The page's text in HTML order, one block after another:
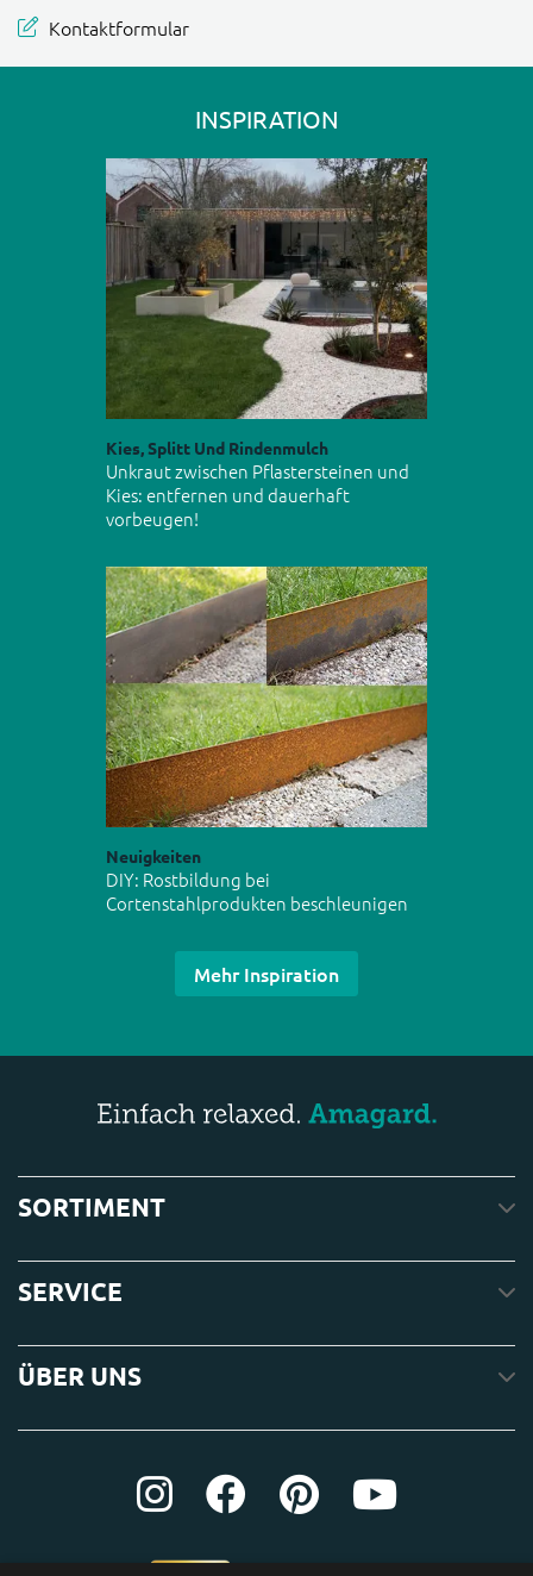
Kontaktformular
INSPIRATION
Kies, Splitt Und Rindenmulch
Unkraut zwischen Pflastersteinen und
Kies: entfernen und dauerhaft
vorbeugen!
Neuigkeiten
DIY: Rostbildung bei
Cortenstahlprodukten beschleunigen
Mehr Inspiration
SORTIMENT
SERVICE
ÜBER UNS